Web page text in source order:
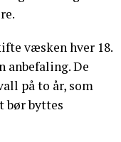
væsken hver 18.
anbefaling. De
på to år, som
bør byttes